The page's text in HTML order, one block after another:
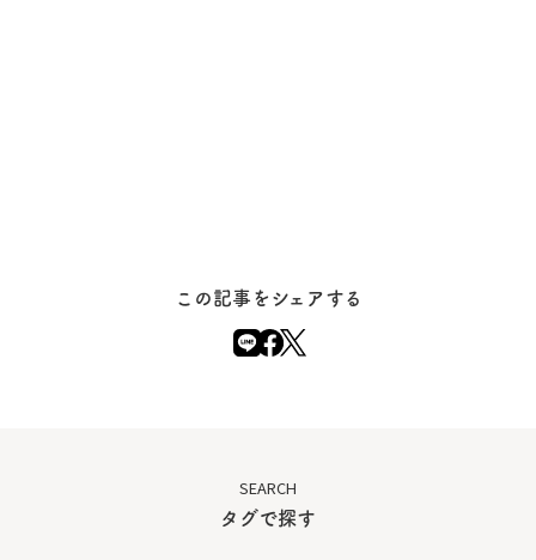
この記事をシェアする
SEARCH
タグで探す